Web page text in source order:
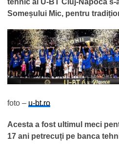
Someșului Mic, pentru
foto – u-bt.ro
Acesta a fost ultimul meci
17 ani petrecuți pe banca